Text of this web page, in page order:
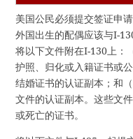
美国公民必须提交签证申
外国出生的配偶应该与I-
将以下文件附在I-130上：
护照、归化或入籍证书或
结婚证书的认证副本；和
文件的认证副本。这些文
或死亡的证书。